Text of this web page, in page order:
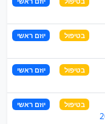
בטיפול יוזם ראשי
בטיפול יוזם ראשי
בטיפול יוזם ראשי